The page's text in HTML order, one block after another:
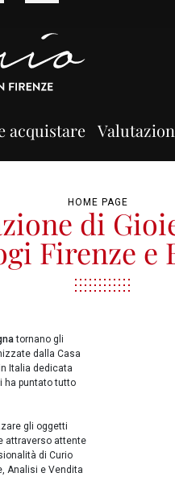
acquistare
HOME PAGE
di
Firenze e
tornano gli
dalla Casa
Italia dedicata
ha puntato tutto
gli oggetti
attraverso attente
di Curio
Analisi e Vendita